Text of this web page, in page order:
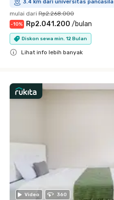
3.4 km dari universitas pancasila
mulai dari Rp2.268.000
-10% Rp2.041.200 /bulan
Diskon sewa min. 12 Bulan
Lihat info lebih banyak
Video 360